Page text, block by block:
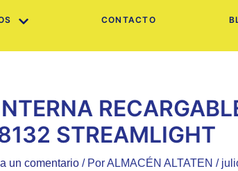
CONTACTO
STREAMLIGHT
un comentario / PorALMACÉN ALTATEN /